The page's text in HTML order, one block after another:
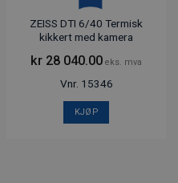
ZEISS DTI 6/40 Termisk
kikkert med kamera
kr 28 040.00 eks. mva
Vnr. 15346
KJØP